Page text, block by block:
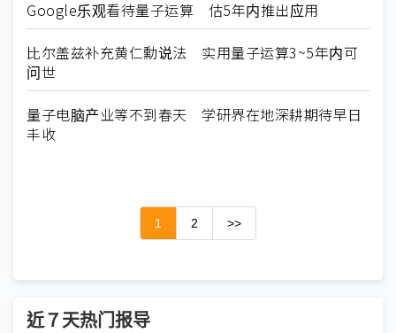
Google乐观看待量子运算 估5年内推出应用
比尔盖兹补充黄仁勳说法 实用量子运算3~5年内可
问世
量子电脑产业等不到春天 学研界在地深耕期待早日
丰收
1 2 >>
近７天热门报导